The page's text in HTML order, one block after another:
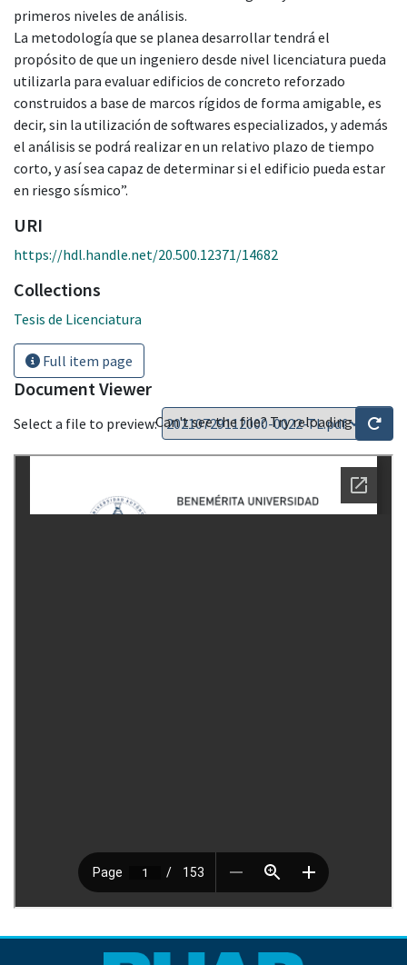
primeros niveles de análisis.
La metodología que se planea desarrollar tendrá el
propósito de que un ingeniero desde nivel licenciatura pueda
utilizarla para evaluar edificios de concreto reforzado
construidos a base de marcos rígidos de forma amigable, es
decir, sin la utilización de softwares especializados, y además
el análisis se podrá realizar en un relativo plazo de tiempo
corto, y así sea capaz de determinar si el edificio pueda estar
en riesgo sísmico”.
URI
https://hdl.handle.net/20.500.12371/14682
Collections
Tesis de Licenciatura
Full item page
Document Viewer
Select a file to preview:Can't see the file? Try reloading